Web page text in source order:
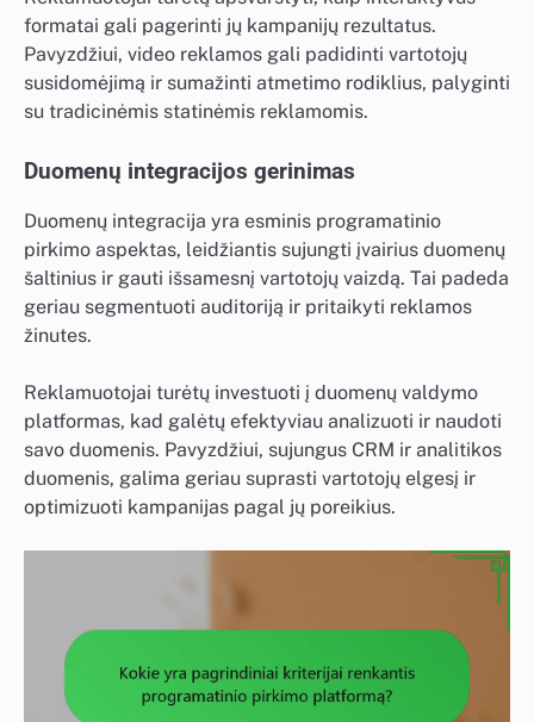
formatai gali pagerinti jų kampanijų rezultatus.
Pavyzdžiui, video reklamos gali padidinti vartotojų
susidomėjimą ir sumažinti atmetimo rodiklius, palyginti
su tradicinėmis statinėmis reklamomis.
Duomenų integracijos gerinimas
Duomenų integracija yra esminis programatinio
pirkimo aspektas, leidžiantis sujungti įvairius duomenų
šaltinius ir gauti išsamesnį vartotojų vaizdą. Tai padeda
geriau segmentuoti auditoriją ir pritaikyti reklamos
žinutes.
Reklamuotojai turėtų investuoti į duomenų valdymo
platformas, kad galėtų efektyviau analizuoti ir naudoti
savo duomenis. Pavyzdžiui, sujungus CRM ir analitikos
duomenis, galima geriau suprasti vartotojų elgesį ir
optimizuoti kampanijas pagal jų poreikius.